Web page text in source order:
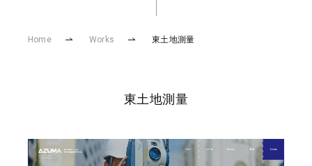
Home Works 東土地測量
東土地測量